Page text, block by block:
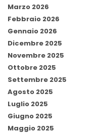
Marzo 2026
Febbraio 2026
Gennaio 2026
Dicembre 2025
Novembre 2025
Ottobre 2025
Settembre 2025
Agosto 2025
Luglio 2025
Giugno 2025
Maggio 2025